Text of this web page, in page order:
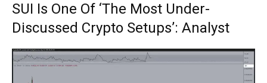
SUI Is One Of ‘The Most Under-
Discussed Crypto Setups’: Analyst